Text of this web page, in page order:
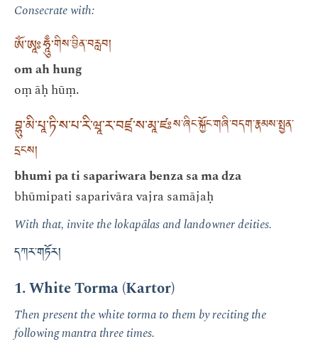
Consecrate with:
ཨོཾ་ཨཱཿཧཱུྃ་གིས་བྱིན་བརླབ།
om ah hung
oṃ āḥ hūṃ.
བྷུ་མི་པཱ་ཏི་ས་པ་རི་ཝཱ་ར་བཛྲ་ས་མཱ་ཛཿས་ཞིང་སྐྱོང་གཞི་བདག་རྣམས་སྤྱན་
དྲངས།
bhumi pa ti sapariwara benza sa ma dza
bhūmipati saparivāra vajra samājaḥ
With that, invite the lokapālas and landowner deities.
དཀར་གཏོར།
1. White Torma (Kartor)
Then present the white torma to them by reciting the
following mantra three times.